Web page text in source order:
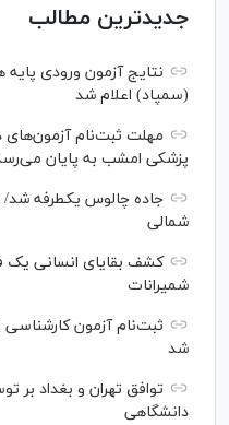
جدیدترین مطالب
نتایج آزمون ورودی
(سمپاد) اعلام شد
مهلت ثبت‌نام آزمون‌های
پزشکی امشب به پایان
جاده چالوس یکطرفه
شمالی
کشف بقایای انسانی یک
شمیرانات
ثبت‌نام آزمون کارشناسی
شد
توافق تهران و بغداد بر
دانشگاهی